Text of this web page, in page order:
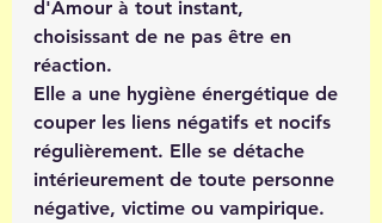
d'Amour à tout instant,
choisissant de ne pas être en
réaction.
Elle a une hygiène énergétique de
couper les liens négatifs et nocifs
régulièrement. Elle se détache
intérieurement de toute personne
négative, victime ou vampirique.